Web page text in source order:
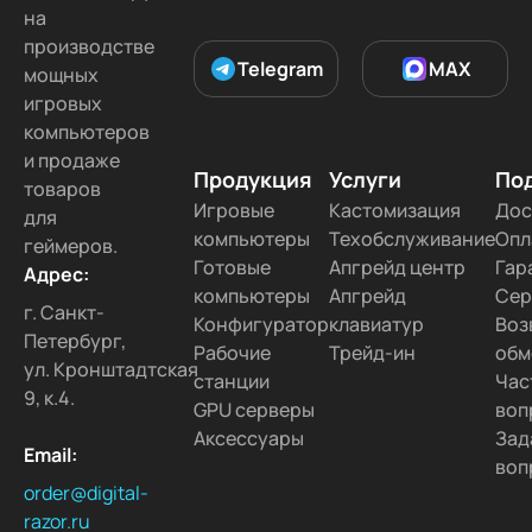
на
производстве
мощных
игровых
компьютеров
и продаже
товаров
для
геймеров.
Адрес:
г. Санкт-
Петербург,
ул. Кронштадтская
9, к.4.
Email:
order@digital-
razor.ru
Telegram MAX
Продукция
Игровые
компьютеры
Готовые
компьютеры
Конфигуратор
Рабочие
станции
GPU серверы
Аксессуары
Услуги
Кастомизация
Техобслуживание
Апгрейд центр
Апгрейд
клавиатур
Трейд-ин